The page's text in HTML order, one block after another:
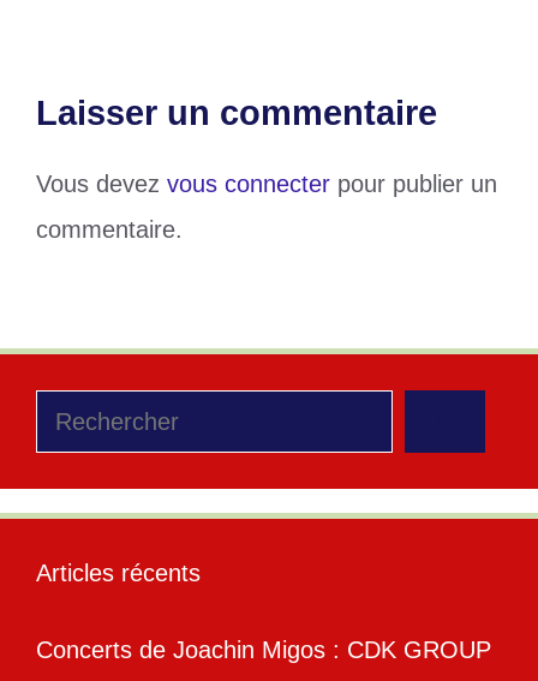
Laisser un commentaire
Vous devez vous connecter pour publier un
commentaire.
Rechercher
Articles récents
Concerts de Joachin Migos : CDK GROUP